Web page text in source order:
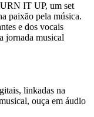
IT UP, um set
paixão pela música.
e dos vocais
jornada musical
linkadas na
ouça em áudio